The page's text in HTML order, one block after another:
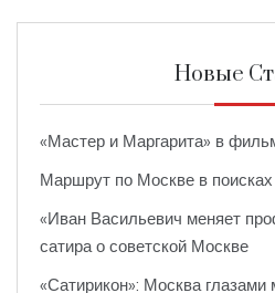
Новые
«Мастер и Маргарита» в
Маршрут по Москве в поисках
«Иван Васильевич меняет
сатира о советской Москве
«Сатирикон»: Москва глазами